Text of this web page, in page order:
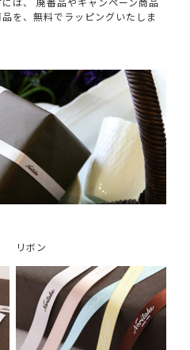
を、無料でラッピングいたしま
リボン